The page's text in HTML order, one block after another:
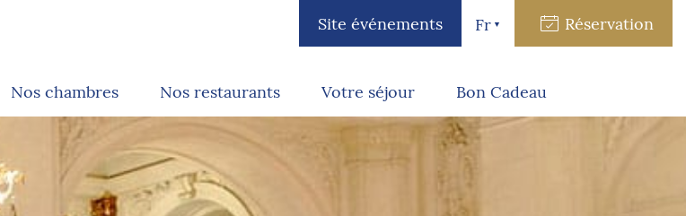
Site événements Réservation
Fr
Nos chambres Nos restaurants Votre séjour Bon Cadeau